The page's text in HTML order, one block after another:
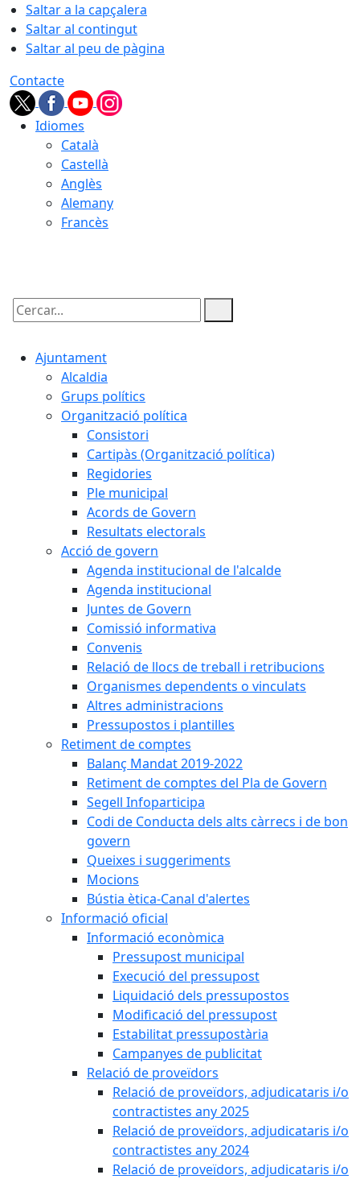
Saltar a la capçalera
Saltar al contingut
Saltar al peu de pàgina
Contacte
Idiomes
Català
Castellà
Anglès
Alemany
Francès
Cercar:
Ajuntament
Alcaldia
Grups polítics
Organització política
Consistori
Cartipàs (Organització política)
Regidories
Ple municipal
Acords de Govern
Resultats electorals
Acció de govern
Agenda institucional de l'alcalde
Agenda institucional
Juntes de Govern
Comissió informativa
Convenis
Relació de llocs de treball i retribucions
Organismes dependents o vinculats
Altres administracions
Pressupostos i plantilles
Retiment de comptes
Balanç Mandat 2019-2022
Retiment de comptes del Pla de Govern
Segell Infoparticipa
Codi de Conducta dels alts càrrecs i de bon
govern
Queixes i suggeriments
Mocions
Bústia ètica-Canal d'alertes
Informació oficial
Informació econòmica
Pressupost municipal
Execució del pressupost
Liquidació dels pressupostos
Modificació del pressupost
Estabilitat pressupostària
Campanyes de publicitat
Relació de proveïdors
Relació de proveïdors, adjudicataris i/o
contractistes any 2025
Relació de proveïdors, adjudicataris i/o
contractistes any 2024
Relació de proveïdors, adjudicataris i/o